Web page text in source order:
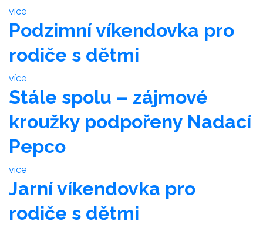
více
Podzimní víkendovka pro
rodiče s dětmi
více
Stále spolu – zájmové
kroužky podpořeny Nadací
Pepco
více
Jarní víkendovka pro
rodiče s dětmi